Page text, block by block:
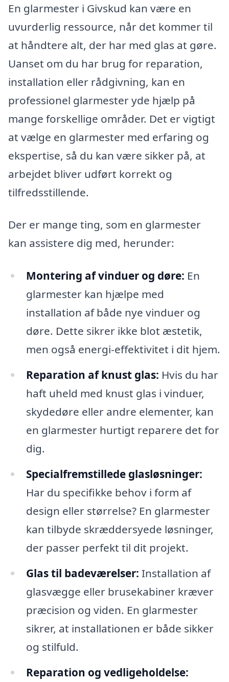
En glarmester i Givskud kan være en
uvurderlig ressource, når det kommer til
at håndtere alt, der har med glas at gøre.
Uanset om du har brug for reparation,
installation eller rådgivning, kan en
professionel glarmester yde hjælp på
mange forskellige områder. Det er vigtigt
at vælge en glarmester med erfaring og
ekspertise, så du kan være sikker på, at
arbejdet bliver udført korrekt og
tilfredsstillende.
Der er mange ting, som en glarmester
kan assistere dig med, herunder:
Montering af vinduer og døre: En
glarmester kan hjælpe med
installation af både nye vinduer og
døre. Dette sikrer ikke blot æstetik,
men også energi-effektivitet i dit hjem.
Reparation af knust glas: Hvis du har
haft uheld med knust glas i vinduer,
skydedøre eller andre elementer, kan
en glarmester hurtigt reparere det for
dig.
Specialfremstillede glasløsninger:
Har du specifikke behov i form af
design eller størrelse? En glarmester
kan tilbyde skræddersyede løsninger,
der passer perfekt til dit projekt.
Glas til badeværelser: Installation af
glasvægge eller brusekabiner kræver
præcision og viden. En glarmester
sikrer, at installationen er både sikker
og stilfuld.
Reparation og vedligeholdelse: